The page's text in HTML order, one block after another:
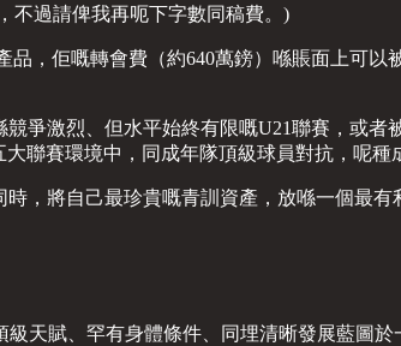
不過請俾我再呃下字數同稿費。)
，佢嘅轉會費（約640萬鎊）喺賬面上可
爭激烈、但水平始終有限嘅U21聯賽，或
聯賽環境中，同成年隊頂級球員對抗，呢種
，將自己最珍貴嘅青訓資產，放喺一個最
天賦、罕有身體條件、同埋清晰發展藍圖